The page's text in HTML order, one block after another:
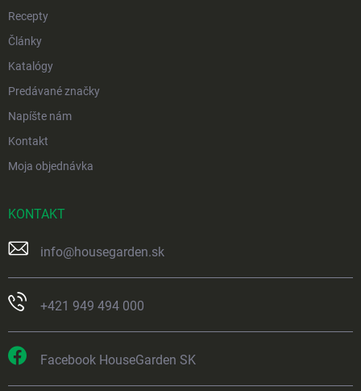
Recepty
Články
Katalógy
Predávané značky
Napíšte nám
Kontakt
Moja objednávka
KONTAKT
info@housegarden.sk
+421 949 494 000
Facebook HouseGarden SK